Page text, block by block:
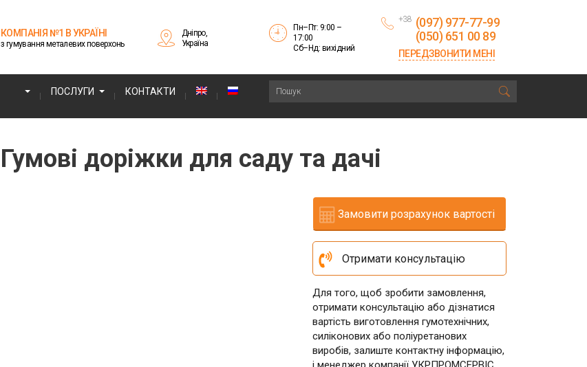
КОМПАНІЯ №1 В УКРАЇНІ
з гумування металевих поверхонь
Дніпро,
Україна
Пн–Пт: 9:00 –
17:00
Сб–Нд: вихідний
+38 (097) 977-77-99
(050) 651 00 89
ПЕРЕДЗВОНИТИ МЕНІ
ПОСЛУГИ КОНТАКТИ
Гумові доріжки для саду та дачі
Замовити розрахунок вартості
Отримати консультацію
Для того, щоб зробити замовлення,
отримати консультацію або дізнатися
вартість виготовлення гумотехнічних,
силіконових або поліуретанових
виробів, залиште контактну інформацію,